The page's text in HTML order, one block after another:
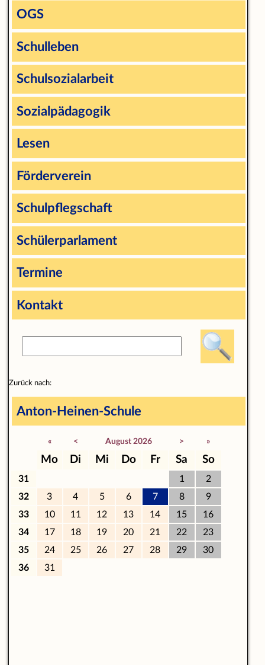
OGS
Schulleben
Schulsozialarbeit
Sozialpädagogik
Lesen
Förderverein
Schulpflegschaft
Schülerparlament
Termine
Kontakt
Zurück nach:
Anton-Heinen-Schule